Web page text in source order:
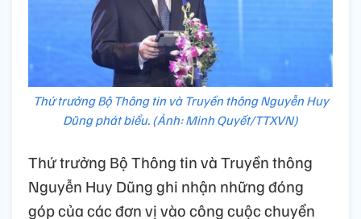
Thứ trưởng Bộ Thông tin và Truyền thông Nguyễn Huy
Dũng phát biểu. (Ảnh: Minh Quyết/TTXVN)
Thứ trưởng Bộ Thông tin và Truyền thông
Nguyễn Huy Dũng ghi nhận những đóng
góp của các đơn vị vào công cuộc chuyển